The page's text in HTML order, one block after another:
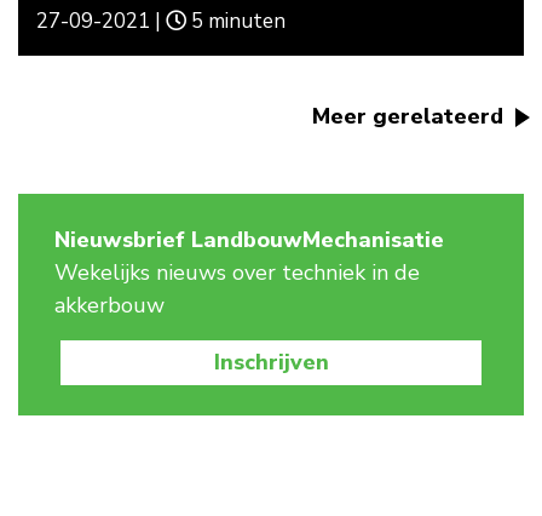
27-09-2021 | 5 minuten
Meer gerelateerd
Nieuwsbrief LandbouwMechanisatie
Wekelijks nieuws over techniek in de
akkerbouw
Inschrijven